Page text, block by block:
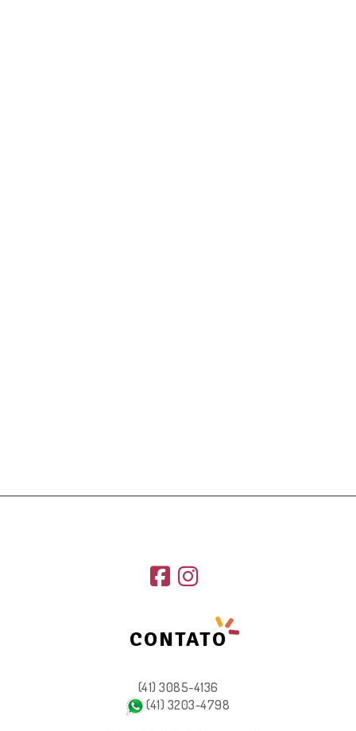
CONTATO
(41) 3085-4136
(41) 3203-4798